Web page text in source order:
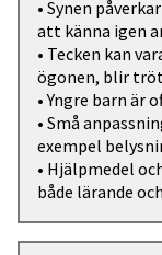
• Synen
att känna igen
• Tecken kan
ögonen, blir
• Yngre barn är
• Små
exempel
• Hjälpmedel
både lärande